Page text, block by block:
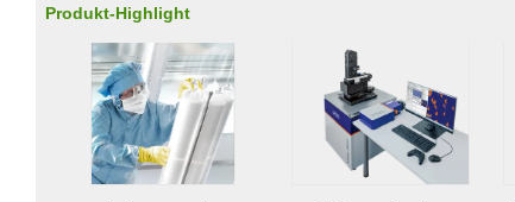
Produkt-Highlight